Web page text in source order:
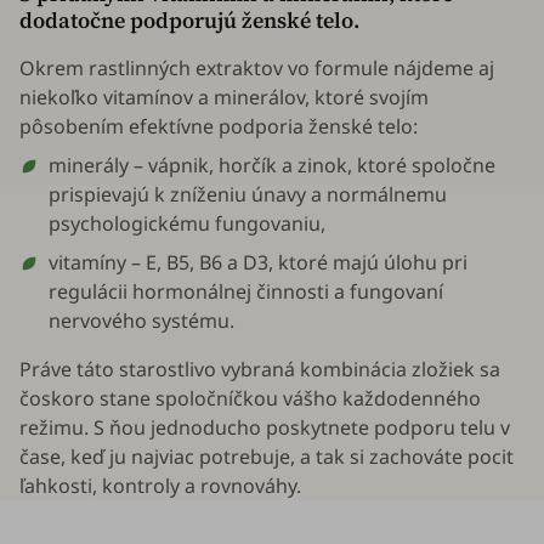
dodatočne podporujú ženské telo.
Okrem rastlinných extraktov vo formule nájdeme aj
niekoľko vitamínov a minerálov, ktoré svojím
pôsobením efektívne podporia ženské telo:
minerály – vápnik, horčík a zinok, ktoré spoločne
prispievajú k zníženiu únavy a normálnemu
psychologickému fungovaniu,
vitamíny – E, B5, B6 a D3, ktoré majú úlohu pri
regulácii hormonálnej činnosti a fungovaní
nervového systému.
Práve táto starostlivo vybraná kombinácia zložiek sa
čoskoro stane spoločníčkou vášho každodenného
režimu. S ňou jednoducho poskytnete podporu telu v
čase, keď ju najviac potrebuje, a tak si zachováte pocit
ľahkosti, kontroly a rovnováhy.